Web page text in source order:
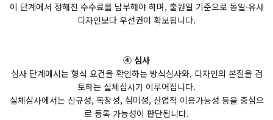
이 단계에서 정해진 수수료를 납부해야 하며, 출원일 기준으로 동일·유사
디자인보다 우선권이 확보됩니다.
④ 심사
심사 단계에서는 형식 요건을 확인하는 방식심사와, 디자인의 본질을 검
토하는 실체심사가 이루어집니다.
실체심사에서는 신규성, 독창성, 심미성, 산업적 이용가능성 등을 중심으
로 등록 가능성이 판단됩니다.